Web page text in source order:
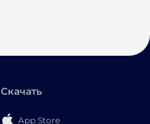
Скачать
App Store